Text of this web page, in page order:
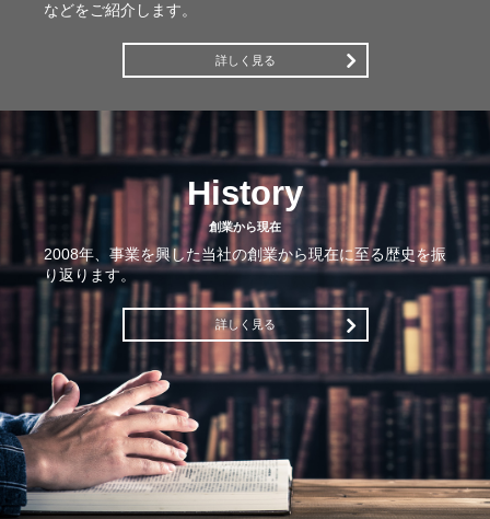
などをご紹介します。
詳しく見る
History
創業から現在
2008年、事業を興した当社の創業から現在に至る歴史を振
り返ります。
詳しく見る